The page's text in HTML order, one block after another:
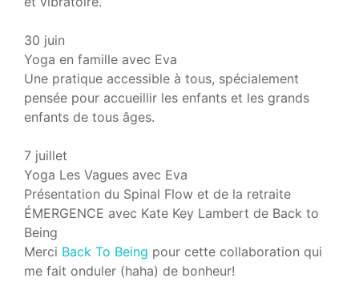
30 juin
Yoga en famille avec Eva
Une pratique accessible à tous, spécialement
pensée pour accueillir les enfants et les grands
enfants de tous âges.
7 juillet
Yoga Les Vagues avec Eva
Présentation du Spinal Flow et de la retraite
ÉMERGENCE avec Kate Key Lambert de Back to
Being
Merci Back To Being pour cette collaboration qui
me fait onduler (haha) de bonheur!